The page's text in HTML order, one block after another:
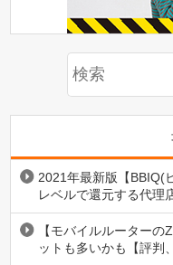
2021年最新版【BBIQ(
レベルで還元する代理
【モバイルルーター
ットも多いかも【評判